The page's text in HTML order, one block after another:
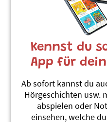
Kennst du
App für
Ab sofort kannst du
Hörgeschichten usw.
abspielen oder
einsehen, welche